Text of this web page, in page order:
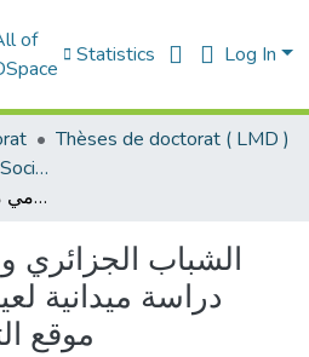
of
Statistics Log In
Thèses de doctorat ( LMD )
Sciences Humaines et Sociales - العلوم الإنسانية والاجتماعية
الشباب الجزائري و الهوية الافتراضية دراسة ميدانية لعينة من مستخدمي موقع التواصل الاجتماعي
الشباب الجزائري و
دراسة ميدانية
موقع